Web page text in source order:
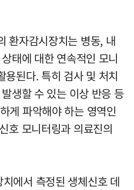
환자감시장치는 병동, 내
태에 대한 연속적인 모니
용된다. 특히 검사 및 처치
생할 수 있는 이상 반응 등
게 파악해야 하는 영역인
호 모니터링과 의료진의
에서 측정된 생체신호 데